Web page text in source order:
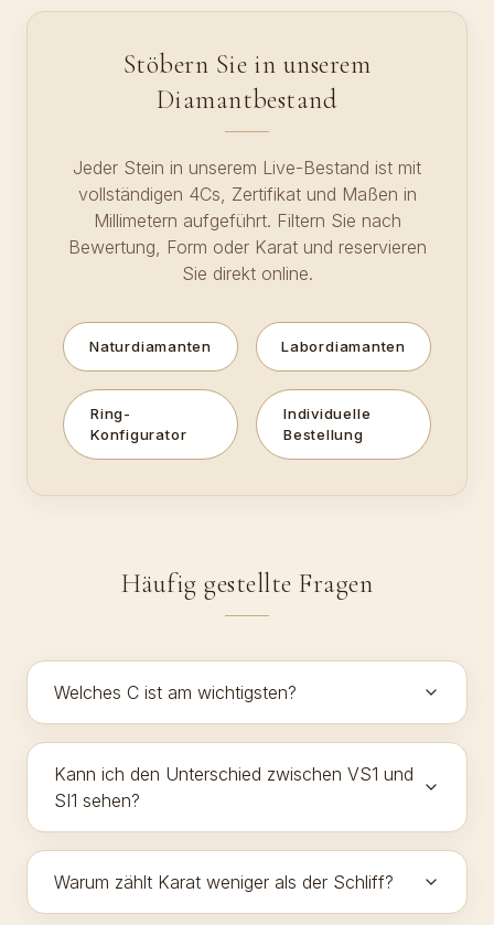
Stöbern Sie in unserem
Diamantbestand
Jeder Stein in unserem Live-Bestand ist mit
vollständigen 4Cs, Zertifikat und Maßen in
Millimetern aufgeführt. Filtern Sie nach
Bewertung, Form oder Karat und reservieren
Sie direkt online.
Naturdiamanten Labordiamanten
Ring-
Konfigurator
Individuelle
Bestellung
Häufig gestellte Fragen
Welches C ist am wichtigsten?
Kann ich den Unterschied zwischen VS1 und
SI1 sehen?
Warum zählt Karat weniger als der Schliff?